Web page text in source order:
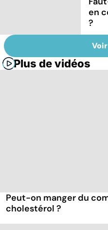
en
?
Plus de vidéos
Peut-on manger du
cholestérol ?